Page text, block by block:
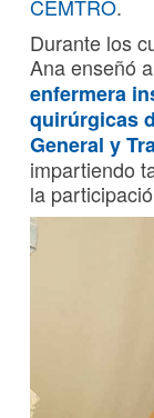
CEMTRO.
Durante los
Ana enseñó
enfermera
quirúrgicas
General y
impartiendo
la